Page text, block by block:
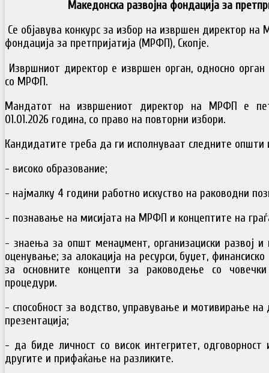
Македонска развојна фондација за
Се објавува конкурс за избор на извршен директор на
фондација за претпријатија (МРФП), Скопје.
Извршниот директор е извршен орган, односно
со МРФП.
Мандатот на извршениот директор на МРФП е
01.01.2026 година, со право на повторни избори.
Кандидатите треба да ги исполнуваат следните општи
- високо образование;
- најмалку 4 години работно искуство на раководни
- познавање на мисијата на МРФП и концептите на
- знаења за општ менаџмент, организациски развој
оценување; за алокација на ресурси, буџет,
за основните концепти за раководење со
процедури.
- способност за водство, управување и мотивирање на
презентација;
- да биде личност со висок интегритет,
другите и прифаќање на разликите.